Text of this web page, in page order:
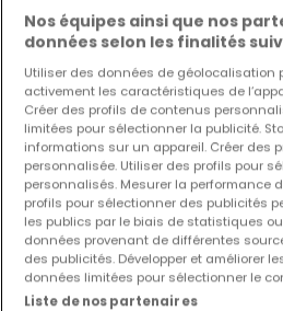
1 500 €
Nos équipes ainsi que nos
données selon les finalités
Utiliser des données de géolocalisation
activement les caractéristiques de
Créer des profils de contenus
limitées pour sélectionner la publicité.
informations sur un appareil. Créer des
personnalisée. Utiliser des profils pour
personnalisés. Mesurer la performance
profils pour sélectionner des publicités
les publics par le biais de statistiques
données provenant de différentes
des publicités. Développer et améliorer
données limitées pour sélectionner le
Liste de nos partenaires